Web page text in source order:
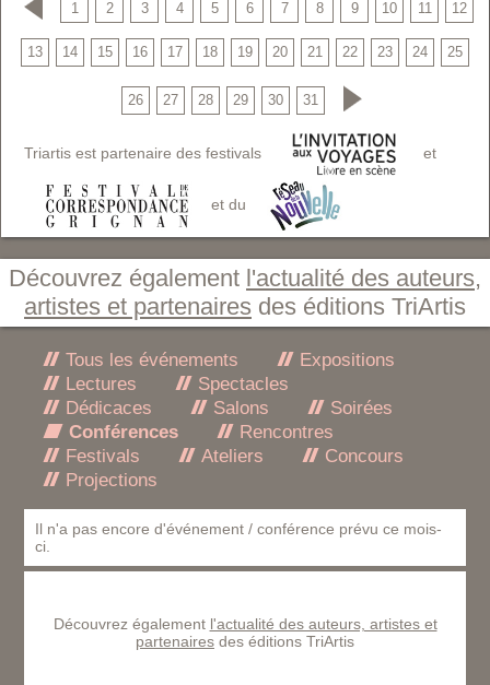
1 2 3 4 5 6 7 8 9 10 11 12
13 14 15 16 17 18 19 20 21 22 23 24 25
26 27 28 29 30 31
Triartis est partenaire des festivals et
et du
Découvrez également l'actualité des auteurs,
artistes et partenaires des éditions TriArtis
Tous les événements
Expositions
Lectures
Spectacles
Dédicaces
Salons
Soirées
Conférences
Rencontres
Festivals
Ateliers
Concours
Projections
Il n'a pas encore d'événement / conférence prévu ce mois-
ci.
Découvrez également l'actualité des auteurs, artistes et
partenaires des éditions TriArtis